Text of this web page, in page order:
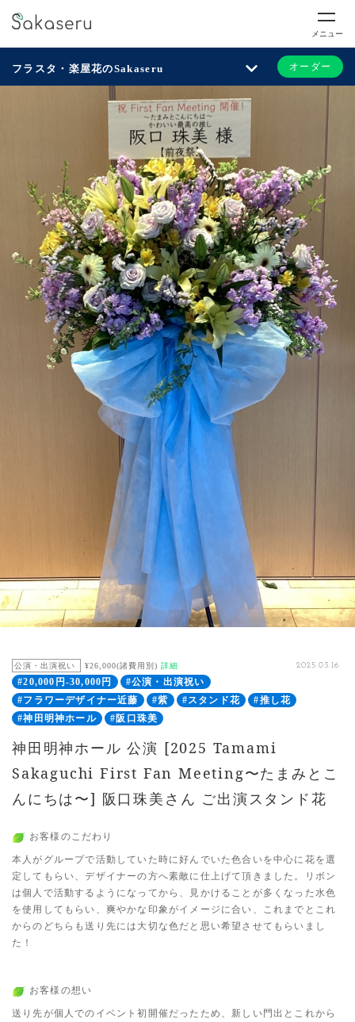
メニュー
フラスタ・楽屋花のSakaseru オーダー
公演・出演祝い ¥26,000(諸費用別) 詳細 2025.03.16
#20,000円-30,000円
#公演・出演祝い
#フラワーデザイナー近藤
#紫 #スタンド花
#推し花
#神田明神ホール
#阪口珠美
神田明神ホール 公演 [2025 Tamami
Sakaguchi First Fan Meeting〜たまみとこ
んにちは〜] 阪口珠美さん ご出演スタンド花
お客様のこだわり
本人がグループで活動していた時に好んでいた色合いを中心に花を選
定してもらい、デザイナーの方へ素敵に仕上げて頂きました。リボン
は個人で活動するようになってから、見かけることが多くなった水色
を使用してもらい、爽やかな印象がイメージに合い、これまでとこれ
からのどちらも送り先には大切な色だと思い希望させてもらいまし
た！
お客様の想い
送り先が個人でのイベント初開催だったため、新しい門出とこれから